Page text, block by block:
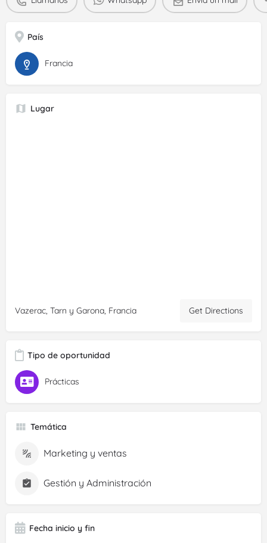
País
Francia
Lugar
Vazerac, Tarn y Garona, Francia Get Directions
Tipo de oportunidad
Prácticas
Temática
Marketing y ventas
Gestión y Administración
Fecha inicio y fin